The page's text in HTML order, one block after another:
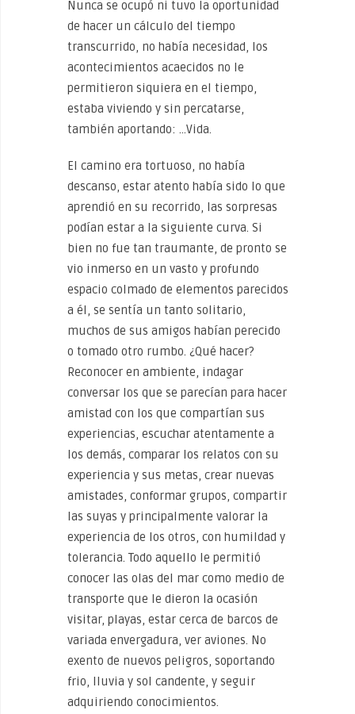
Nunca se ocupó ni tuvo la oportunidad
de hacer un cálculo del tiempo
transcurrido, no había necesidad, los
acontecimientos acaecidos no le
permitieron siquiera en el tiempo,
estaba viviendo y sin percatarse,
también aportando: …Vida.
El camino era tortuoso, no había
descanso, estar atento había sido lo que
aprendió en su recorrido, las sorpresas
podían estar a la siguiente curva. Si
bien no fue tan traumante, de pronto se
vio inmerso en un vasto y profundo
espacio colmado de elementos parecidos
a él, se sentía un tanto solitario,
muchos de sus amigos habían perecido
o tomado otro rumbo. ¿Qué hacer?
Reconocer en ambiente, indagar
conversar los que se parecían para hacer
amistad con los que compartían sus
experiencias, escuchar atentamente a
los demás, comparar los relatos con su
experiencia y sus metas, crear nuevas
amistades, conformar grupos, compartir
las suyas y principalmente valorar la
experiencia de los otros, con humildad y
tolerancia. Todo aquello le permitió
conocer las olas del mar como medio de
transporte que le dieron la ocasión
visitar, playas, estar cerca de barcos de
variada envergadura, ver aviones. No
exento de nuevos peligros, soportando
frio, lluvia y sol candente, y seguir
adquiriendo conocimientos.